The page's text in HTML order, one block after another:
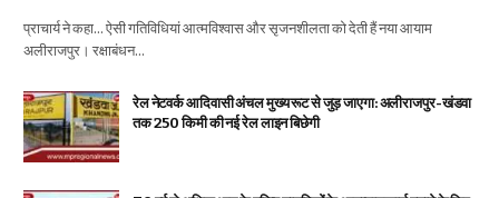
प्राचार्य ने कहा… ऐसी गतिविधियां आत्मविश्वास और सृजनशीलता को देती हैं नया आयाम
अलीराजपुर। रक्षाबंधन…
रेल नेटवर्क आदिवासी अंचल मुख्य रूट से जुड़ जाएगा: अलीराजपुर-खंडवा
तक 250 किमी की नई रेल लाइन बिछेगी